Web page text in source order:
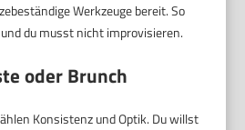
Werkzeuge bereit. So
du musst nicht improvisieren.
oder Brunch
Konsistenz und Optik. Du willst